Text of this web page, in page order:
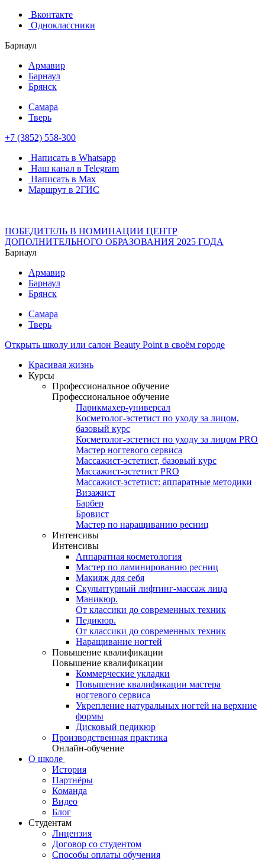
Вконтакте
Одноклассники
Барнаул
Армавир
Барнаул
Брянск
Самара
Тверь
+7 (3852) 558-300
Написать в Whatsapp
Наш канал в Telegram
Написать в Max
Маршрут в 2ГИС
ПОБЕДИТЕЛЬ В НОМИНАЦИИ ЦЕНТР
ДОПОЛНИТЕЛЬНОГО ОБРАЗОВАНИЯ 2025 ГОДА
Барнаул
Армавир
Барнаул
Брянск
Самара
Тверь
Открыть школу или салон Beauty Point в своём городе
Красивая жизнь
Курсы
Профессиональное обучение
Профессиональное обучение
Парикмахер-универсал
Косметолог-эстетист по уходу за лицом,
базовый курс
Косметолог-эстетист по уходу за лицом PRO
Мастер ногтевого сервиса
Массажист-эстетист, базовый курс
Массажист-эстетист PRO
Массажист-эстетист: аппаратные методики
Визажист
Барбер
Бровист
Мастер по наращиванию ресниц
Интенсивы
Интенсивы
Аппаратная косметология
Мастер по ламинированию ресниц
Макияж для себя
Скульптурный лифтинг-массаж лица
Маникюр.
От классики до современных техник
Педикюр.
От классики до современных техник
Наращивание ногтей
Повышение квалификации
Повышение квалификации
Коммерческие укладки
Повышение квалификации мастера
ногтевого сервиса
Укрепление натуральных ногтей на верхние
формы
Дисковый педикюр
Производственная практика
Онлайн-обучение
О школе
История
Партнёры
Команда
Видео
Блог
Студентам
Лицензия
Договор со студентом
Способы оплаты обучения